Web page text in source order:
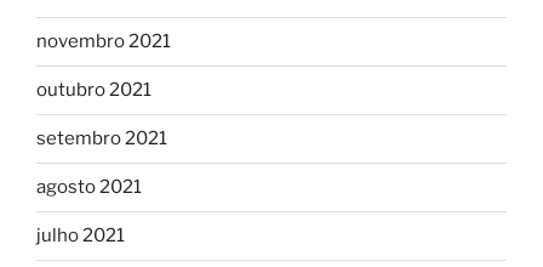
novembro 2021
outubro 2021
setembro 2021
agosto 2021
julho 2021